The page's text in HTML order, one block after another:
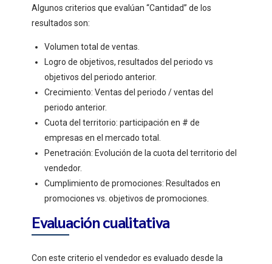
Algunos criterios que evalúan “Cantidad” de los
resultados son:
Volumen total de ventas.
Logro de objetivos, resultados del periodo vs
objetivos del periodo anterior.
Crecimiento: Ventas del periodo / ventas del
periodo anterior.
Cuota del territorio: participación en # de
empresas en el mercado total.
Penetración: Evolución de la cuota del territorio del
vendedor.
Cumplimiento de promociones: Resultados en
promociones vs. objetivos de promociones.
Evaluación cualitativa
Con este criterio el vendedor es evaluado desde la